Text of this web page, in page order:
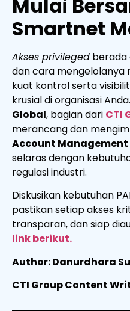
Mulai
Smartnet
Akses privileged berada
dan cara mengelolanya
kuat kontrol serta
krusial di organisasi Anda.
Global, bagian dari CTI
merancang dan
Account Management
selaras dengan
regulasi industri.
Diskusikan kebutuhan
pastikan setiap akses
transparan, dan siap
link berikut.
Author: Danurdhara
CTI Group Content